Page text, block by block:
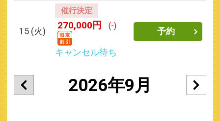
15 (火)
催行決定
270,000円 (-)
キャンセル待ち
予約
2026年9月